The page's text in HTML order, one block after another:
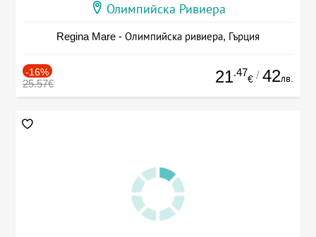
Олимпийска Ривиера
Regina Mare - Олимпийска ривиера, Гърция
-16%
25.57€ 21.47
€ / 42лв.